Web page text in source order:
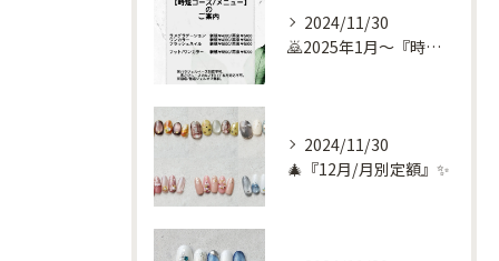
2024/11/30
🙇2025年1月～『時短コース』のお知らせ🙇
2024/11/30
🎄『12月/月別定額』✨